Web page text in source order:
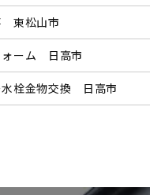
東松山市
ォーム 日高市
水栓金物交換 日高市